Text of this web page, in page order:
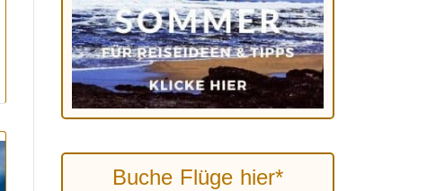
Buche Flüge hier*